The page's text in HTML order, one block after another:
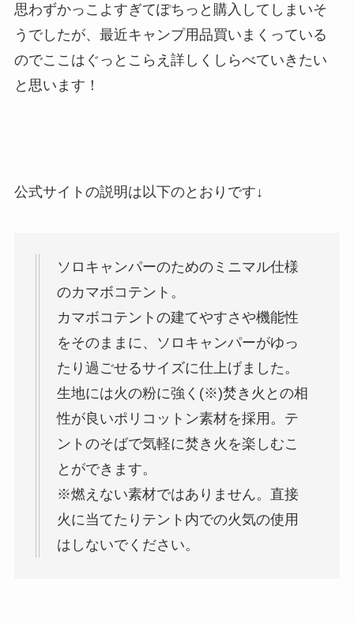
思わずかっこよすぎてぽちっと購入してしまいそ
うでしたが、最近キャンプ用品買いまくっている
のでここはぐっとこらえ詳しくしらべていきたい
と思います！
公式サイトの説明は以下のとおりです↓
ソロキャンパーのためのミニマル仕様
のカマボコテント。
カマボコテントの建てやすさや機能性
をそのままに、ソロキャンパーがゆっ
たり過ごせるサイズに仕上げました。
生地には火の粉に強く(※)焚き火との相
性が良いポリコットン素材を採用。テ
ントのそばで気軽に焚き火を楽しむこ
とができます。
※燃えない素材ではありません。直接
火に当てたりテント内での火気の使用
はしないでください。